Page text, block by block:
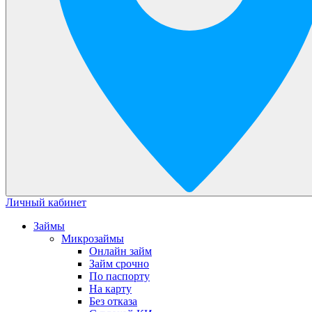
Личный кабинет
Займы
Микрозаймы
Онлайн займ
Займ срочно
По паспорту
На карту
Без отказа